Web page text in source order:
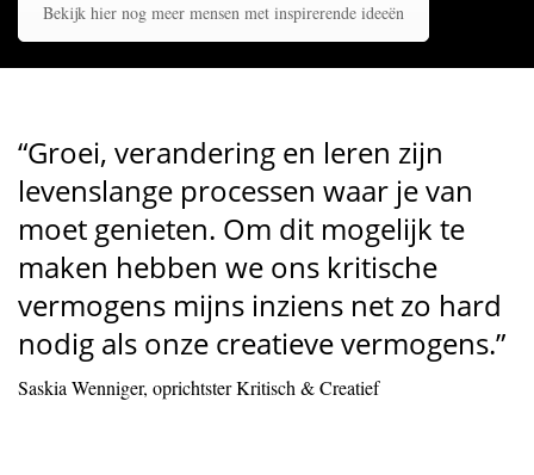
Bekijk hier nog meer mensen met inspirerende ideeën
“Groei, verandering en leren zijn
levenslange processen waar je van
moet genieten. Om dit mogelijk te
maken hebben we ons kritische
vermogens mijns inziens net zo hard
nodig als onze creatieve vermogens.”
Saskia Wenniger, oprichtster Kritisch & Creatief